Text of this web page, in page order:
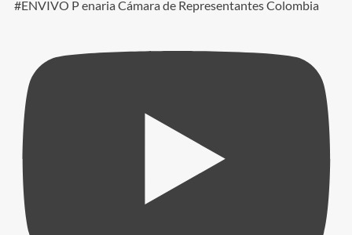
#ENVIVO P enaria Cámara de Representantes Colombia